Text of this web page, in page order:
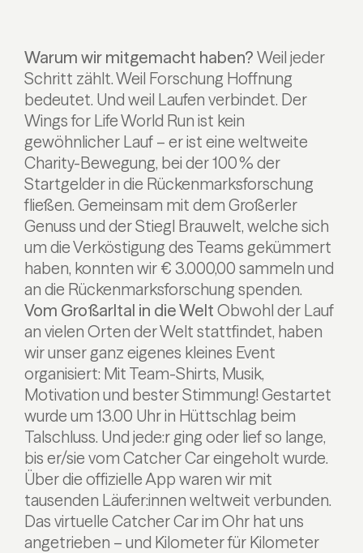
Warum wir mitgemacht haben? Weil jeder
Schritt zählt. Weil Forschung Hoffnung
bedeutet. Und weil Laufen verbindet. Der
Wings for Life World Run ist kein
gewöhnlicher Lauf – er ist eine weltweite
Charity-Bewegung, bei der 100 % der
Startgelder in die Rückenmarksforschung
fließen. Gemeinsam mit dem Großerler
Genuss und der Stiegl Brauwelt, welche sich
um die Verköstigung des Teams gekümmert
haben, konnten wir € 3.000,00 sammeln und
an die Rückenmarksforschung spenden.
Vom Großarltal in die Welt Obwohl der Lauf
an vielen Orten der Welt stattfindet, haben
wir unser ganz eigenes kleines Event
organisiert: Mit Team-Shirts, Musik,
Motivation und bester Stimmung! Gestartet
wurde um 13.00 Uhr in Hüttschlag beim
Talschluss. Und jede:r ging oder lief so lange,
bis er/sie vom Catcher Car eingeholt wurde.
Über die offizielle App waren wir mit
tausenden Läufer:innen weltweit verbunden.
Das virtuelle Catcher Car im Ohr hat uns
angetrieben – und Kilometer für Kilometer